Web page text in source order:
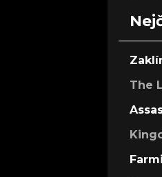
The